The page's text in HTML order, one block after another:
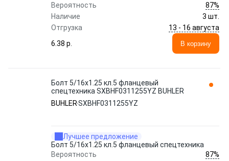
Вероятность
87%
Наличие
3 шт.
Отгрузка
13 - 16 августа
6.38 p.
В корзину
Болт 5/16x1.25 кл.5 фланцевый
спецтехника SXBHF0311255YZ BUHLER
BUHLERSXBHF0311255YZ
Лучшее предложение
Болт 5/16x1.25 кл.5 фланцевый спецтехника
Вероятность
87%